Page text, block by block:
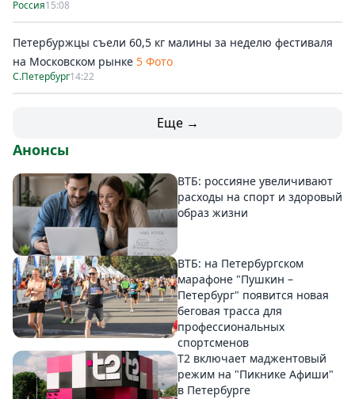
Россия15:08
Петербуржцы съели 60,5 кг малины за неделю фестиваля
на Московском рынке 5 Фото
С.Петербург14:22
Еще →
Анонсы
ВТБ: россияне увеличивают
расходы на спорт и здоровый
образ жизни
ВТБ: на Петербургском
марафоне "Пушкин –
Петербург" появится новая
беговая трасса для
профессиональных
спортсменов
Т2 включает маджентовый
режим на "Пикнике Афиши"
в Петербурге